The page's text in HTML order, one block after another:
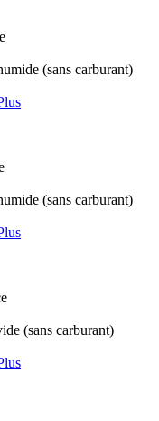
(sans carburant)
(sans carburant)
(sans carburant)